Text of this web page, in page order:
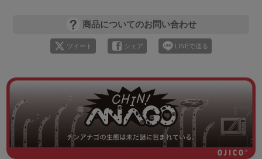
商品についてのお問い合わせ
ツイート シェア LINEで送る